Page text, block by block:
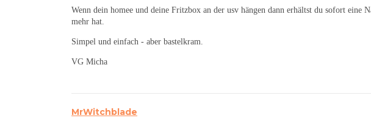
Wenn dein homee und deine Fritzbox an der usv hängen dann erhältst du sofort eine
mehr hat.
Simpel und einfach - aber bastelkram.
VG Micha
MrWitchblade